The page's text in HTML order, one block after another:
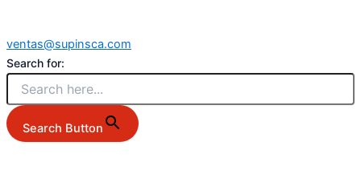
ventas@supinsca.com
Search for:
Search Button